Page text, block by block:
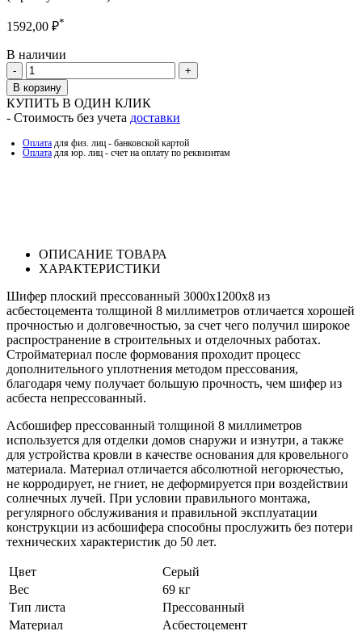
1592,00 ₽*
В наличии
Количество
В корзину
КУПИТЬ В ОДИН КЛИК
- Стоимость без учета доставки
Оплата для физ. лиц - банковской картой
Оплата для юр. лиц - счет на оплату по реквизитам
ОПИСАНИЕ ТОВАРА
ХАРАКТЕРИСТИКИ
Шифер плоский прессованный 3000х1200х8 из
асбестоцемента толщиной 8 миллиметров отличается хорошей
прочностью и долговечностью, за счет чего получил широкое
распространение в строительных и отделочных работах.
Стройматериал после формования проходит процесс
дополнительного уплотнения методом прессования,
благодаря чему получает большую прочность, чем шифер из
асбеста непрессованный.
Асбошифер прессованный толщиной 8 миллиметров
используется для отделки домов снаружи и изнутри, а также
для устройства кровли в качестве основания для кровельного
материала. Материал отличается абсолютной негорючестью,
не корродирует, не гниет, не деформируется при воздействии
солнечных лучей. При условии правильного монтажа,
регулярного обслуживания и правильной эксплуатации
конструкции из асбошифера способны прослужить без потери
технических характеристик до 50 лет.
Цвет
Серый
Вес
69 кг
Тип листа
Преcсованный
Материал
Асбестоцемент